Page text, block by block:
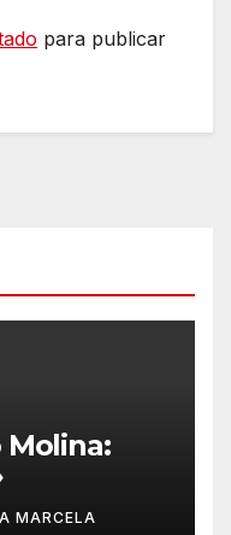
para publicar
Molina:
MARCELA